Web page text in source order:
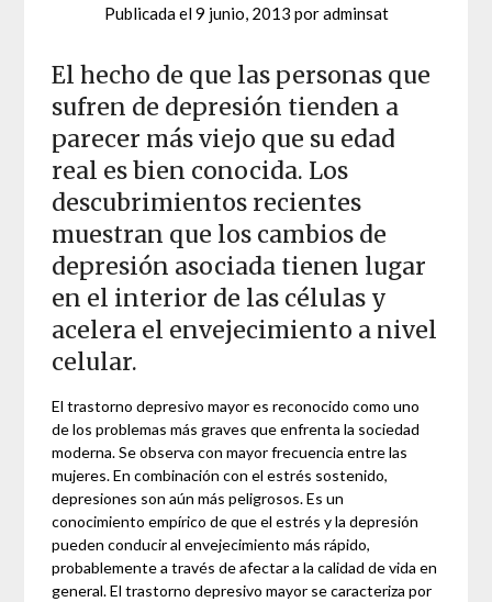
Publicada el9 junio, 2013 poradminsat
El hecho de que las personas que
sufren de depresión tienden a
parecer más viejo que su edad
real es bien conocida. Los
descubrimientos recientes
muestran que los cambios de
depresión asociada tienen lugar
en el interior de las células y
acelera el envejecimiento a nivel
celular.
El trastorno depresivo mayor es reconocido como uno
de los problemas más graves que enfrenta la sociedad
moderna. Se observa con mayor frecuencia entre las
mujeres. En combinación con el estrés sostenido,
depresiones son aún más peligrosos. Es un
conocimiento empírico de que el estrés y la depresión
pueden conducir al envejecimiento más rápido,
probablemente a través de afectar a la calidad de vida en
general. El trastorno depresivo mayor se caracteriza por